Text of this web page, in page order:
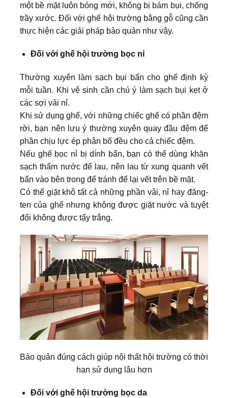
một bề mặt luôn bóng mới, không bị bám bụi, chống
trầy xước. Đối với ghế hội trường bằng gỗ cũng cần
thực hiện các giải pháp bảo quản như vậy.
Đối với ghế hội trường bọc nỉ
Thường xuyên làm sạch bụi bẩn cho ghế định kỳ
mỗi tuần. Khi vệ sinh cần chú ý làm sạch bụi kẹt ở
các sợi vải nỉ.
Khi sử dụng ghế, với những chiếc ghế có phần đệm
rời, bạn nên lưu ý thường xuyên quay đầu đệm để
phần chịu lực ép phân bố đều cho cả chiếc đệm.
Nếu ghế bọc nỉ bị dính bẩn, bạn có thể dùng khăn
sạch thấm nước để lau, nên lau từ xung quanh vết
bẩn vào bên trong để tránh để lại vết trên bề mặt.
Có thể giặt khô tất cả những phần vải, nỉ hay đăng-
ten của ghế nhưng không được giặt nước và tuyệt
đối không được tẩy trắng.
Bảo quản đúng cách giúp nội thất hội trường có thời
hạn sử dụng lâu hơn
Đối với ghế hội trường bọc da